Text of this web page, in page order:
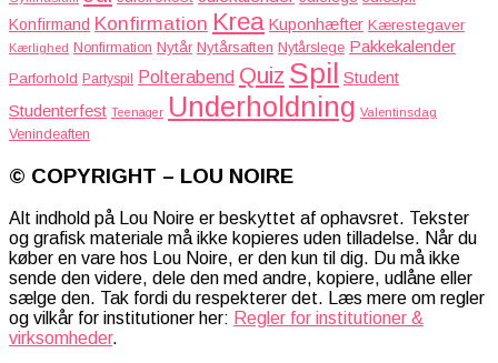
Konfirmand Konfirmation Krea Kuponhæfter Kærestegaver
Kærlighed Nonfirmation Nytår Nytårsaften Nytårslege Pakkekalender
Parforhold Partyspil Polterabend Quiz Spil Student
Studenterfest Teenager Underholdning Valentinsdag
Venindeaften
© COPYRIGHT – LOU NOIRE
Alt indhold på Lou Noire er beskyttet af ophavsret. Tekster
og grafisk materiale må ikke kopieres uden tilladelse. Når du
køber en vare hos Lou Noire, er den kun til dig. Du må ikke
sende den videre, dele den med andre, kopiere, udlåne eller
sælge den. Tak fordi du respekterer det. Læs mere om regler
og vilkår for institutioner her: Regler for institutioner &
virksomheder.